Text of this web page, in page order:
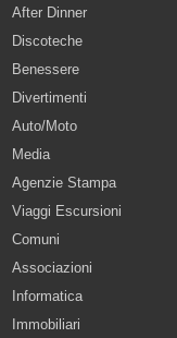
After Dinner
Discoteche
Benessere
Divertimenti
Auto/Moto
Media
Agenzie Stampa
Viaggi Escursioni
Comuni
Associazioni
Informatica
Immobiliari